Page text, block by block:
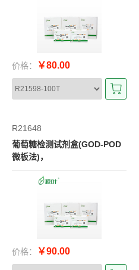
价格： ￥80.00
R21648
葡萄糖检测试剂盒(GOD-POD
微板法)，
价格： ￥90.00